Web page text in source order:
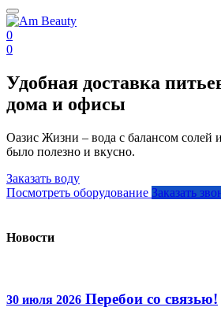
0
0
Удобная доставка
дома и офисы
Оазис Жизни – вода с балансом солей
было полезно и вкусно.
Заказать воду
Посмотреть оборудование Заказать
Новости
30 июля 2026 Перебои со связью!